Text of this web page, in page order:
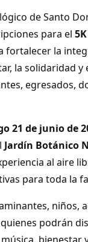
de Santo
para el
fortalecer la
la solidaridad y
egresados,
21 de junio de
Jardín Botánico
al aire
para toda la
niños,
podrán